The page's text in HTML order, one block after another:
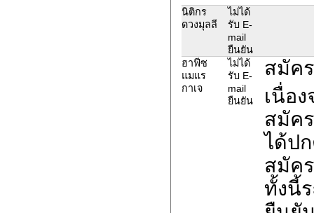
นิติกร
ดวงมุลลี
ไม่ได้
รับ E-
mail
ยืนยัน
ฮาฟีซ
แมแร
กาเจ
ไม่ได้
รับ E-
mail
ยืนยัน
สมัค
เนื่อ
สมัค
ได้ป
สมัค
ทั้งนี้